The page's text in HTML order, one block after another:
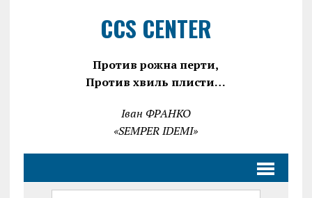
CCS CENTER
Против рожна перти,
Против хвиль плисти…
Іван ФРАНКО
«SEMPER IDEMI»